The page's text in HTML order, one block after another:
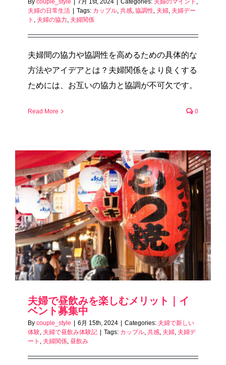
By couple_style 7月 1st, 2024 Categories: 夫婦のマインド,
夫婦の日常生活
Tags: カップル, 共感, 協調性, 夫婦, 夫婦デー
ト , 夫婦の協力, 夫婦関係
夫婦間の協力や協調性を高めるための具体的な
方法やアイデアとは？夫婦関係をより良くする
ためには、お互いの協力と協調が不可欠です。
Read More 0
夫婦で昼飲みを楽しむメリット｜イ
ベント募集中
By couple_style 6月 15th, 2024 Categories: 夫婦で新しい
体験, 夫婦で昼飲み体験記 Tags: カップル, 共感, 夫婦, 夫婦デ
ート , 夫婦関係, 昼飲み